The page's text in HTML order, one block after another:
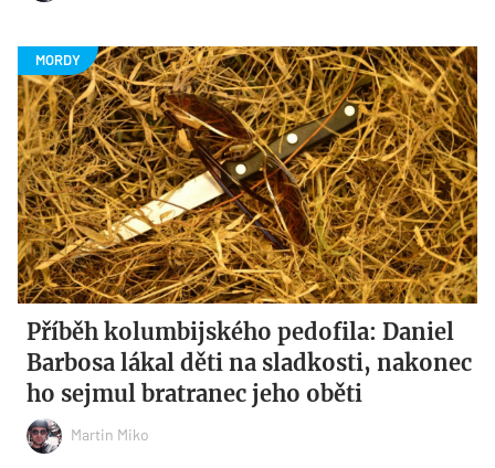
Příběh kolumbijského pedofila: Daniel
Barbosa lákal děti na sladkosti, nakonec
ho sejmul bratranec jeho oběti
Martin Miko